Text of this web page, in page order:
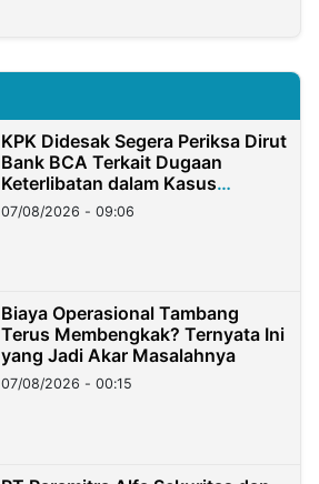
KPK Didesak Segera Periksa Dirut
Bank BCA Terkait Dugaan
Keterlibatan dalam Kasus
Hilangnya Dana Nasabah Rp2,58
Miliar
07/08/2026 - 09:06
Biaya Operasional Tambang
Terus Membengkak? Ternyata Ini
yang Jadi Akar Masalahnya
07/08/2026 - 00:15